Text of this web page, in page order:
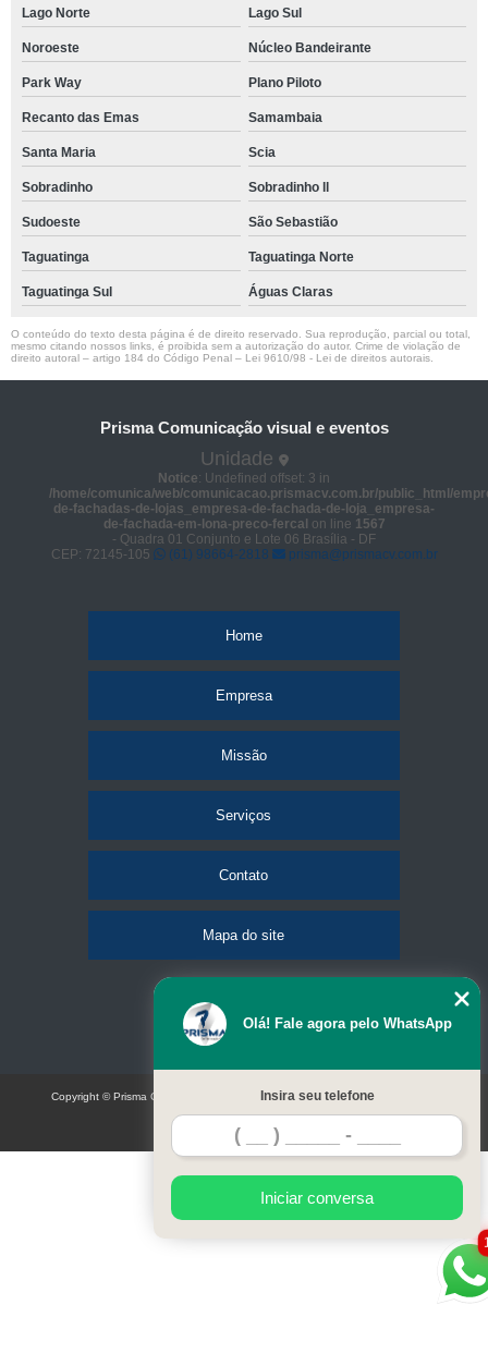
Lago Norte Lago Sul
Noroeste Núcleo Bandeirante
Park Way Plano Piloto
Recanto das Emas Samambaia
Santa Maria Scia
Sobradinho Sobradinho ll
Sudoeste São Sebastião
Taguatinga Taguatinga Norte
Taguatinga Sul Águas Claras
O conteúdo do texto desta página é de direito reservado. Sua reprodução, parcial ou total,
mesmo citando nossos links, é proibida sem a autorização do autor. Crime de violação de
direito autoral – artigo 184 do Código Penal – Lei 9610/98 - Lei de direitos autorais
Prisma Comunicação visual e eventos
Unidade
Notice: Undefined offset: 3 in
/home/comunica/web/comunicacao.prismacv.com.br/public_html/
de-fachadas-de-lojas_empresa-de-fachada-de-loja_empresa-
de-fachada-em-lona-preco-fercal on line 1567
- Quadra 01 Conjunto e Lote 06 Brasília - DF
CEP: 72145-105
(61) 98664-2818 prisma@prismacv.com.br
Home
Empresa
Missão
Serviços
Contato
Mapa do site
Olá! Fale agora pelo WhatsApp
Insira seu telefone
Iniciar conversa
Copyright © Prisma Comunicação visual e eventos (Lei 9610 de 19/02/1998)
W3C